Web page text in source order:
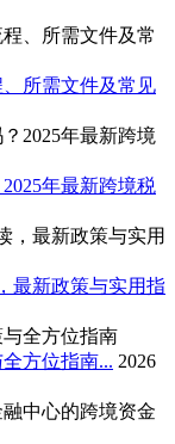
所需文件及常见
年最新跨境税
最新政策与实用指
方位指南... 2026